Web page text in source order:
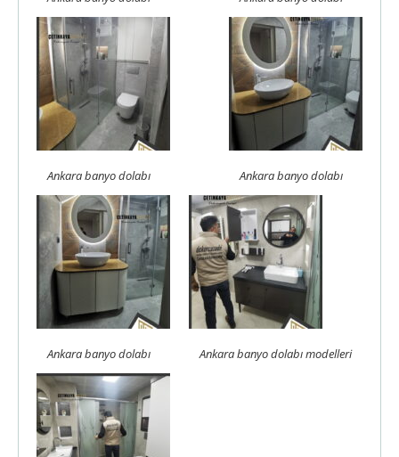
Ankara banyo dolabı Ankara banyo dolabı
Ankara banyo dolabı Ankara banyo dolabı modelleri